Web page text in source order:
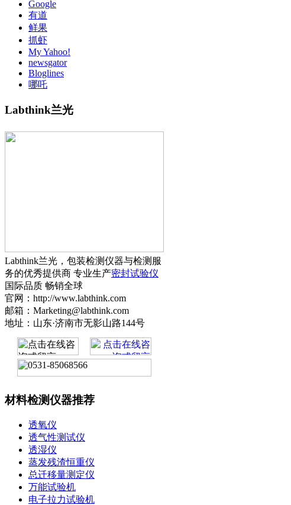
Google
有道
鲜果
抓虾
My Yahoo!
newsgator
Bloglines
哪吒
Labthink兰光
Labthink兰光，包装检测仪器与检测服
务的优秀提供商 专业生产密封试验仪
国际品质 畅销全球
官网：http://www.labthink.com
邮箱：Marketing@labthink.com
地址：山东·济南市无影山路144号
材料检测仪器推荐
透氧仪
透气性测试仪
透湿仪
蒸发残渣恒重仪
总迁移量测定仪
万能试验机
电子拉力试验机